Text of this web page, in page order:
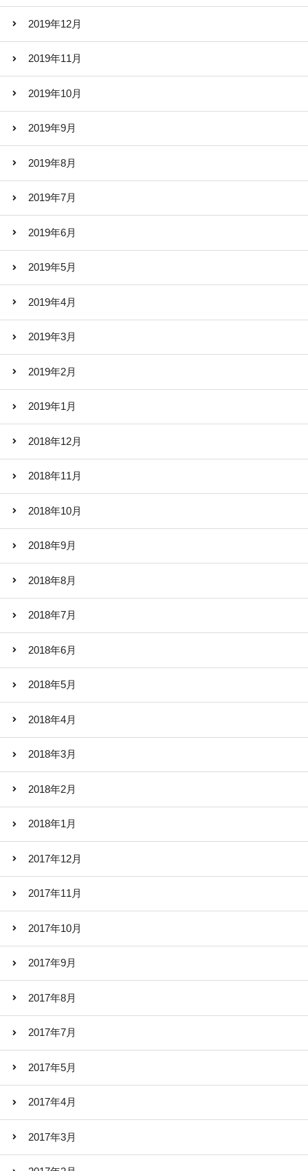
2019年12月
2019年11月
2019年10月
2019年9月
2019年8月
2019年7月
2019年6月
2019年5月
2019年4月
2019年3月
2019年2月
2019年1月
2018年12月
2018年11月
2018年10月
2018年9月
2018年8月
2018年7月
2018年6月
2018年5月
2018年4月
2018年3月
2018年2月
2018年1月
2017年12月
2017年11月
2017年10月
2017年9月
2017年8月
2017年7月
2017年5月
2017年4月
2017年3月